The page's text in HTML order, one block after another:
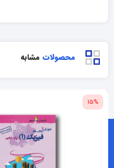
محصولات مشابه
15%